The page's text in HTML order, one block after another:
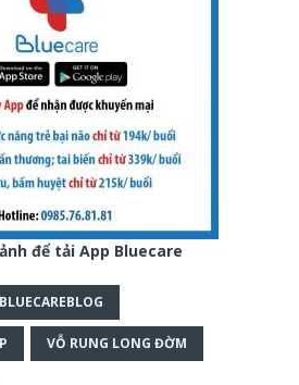
để tải App Bluecare
BLUECAREBLOG
VỖ RUNG LONG ĐỜM